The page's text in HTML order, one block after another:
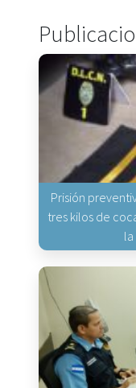
Prisión
tres kilos de